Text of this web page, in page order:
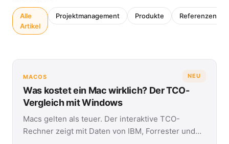
Alle
Artikel
Projektmanagement Produkte Referenzen
NEU
MACOS
Was kostet ein Mac wirklich? Der TCO-
Vergleich mit Windows
Macs gelten als teuer. Der interaktive TCO-
Rechner zeigt mit Daten von IBM, Forrester und